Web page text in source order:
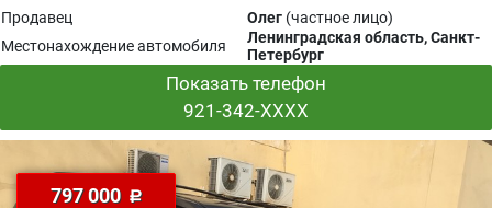
Продавец Олег (частное лицо)
Местонахождение автомобиля
Ленинградская область, Санкт-
Петербург
Показать телефон
921-342-XXXX
797 000